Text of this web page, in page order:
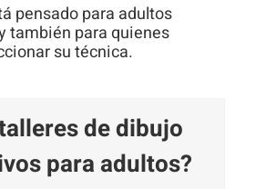
pensado para adultos
también para quienes
su técnica.
de dibujo
para adultos?